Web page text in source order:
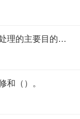
[填空题] 金属结构防腐工艺中，表面处理的主要目的是使涂料或金属喷镀层与金属结构表面具有良好的（）。
和（）。